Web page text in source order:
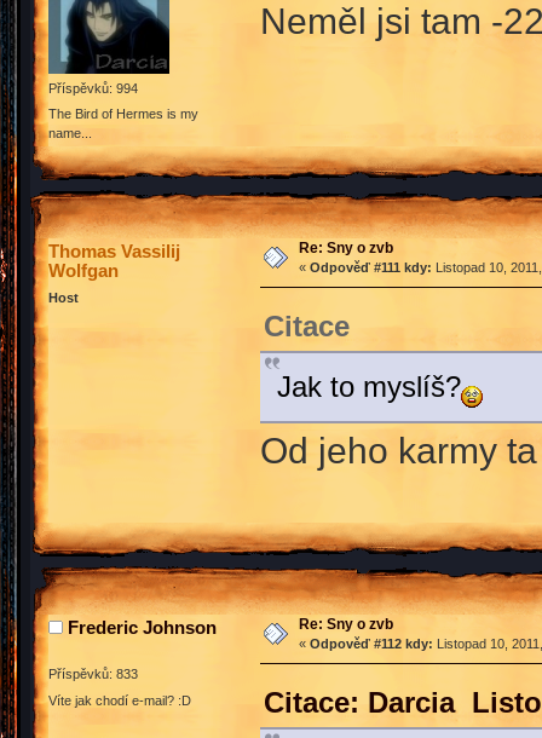
Příspěvků: 994
The Bird of Hermes is my
name...
Neměl jsi tam -
Thomas Vassilij
Wolfgan
Host
Re: Sny o zvb
« Odpověď #111 kdy: Listopad 10,
Citace
Jak to myslíš?
Od jeho karmy
Frederic Johnson
Příspěvků: 833
Víte jak chodí e-mail? :D
Re: Sny o zvb
« Odpověď #112 kdy: Listopad 10,
Citace: Darcia